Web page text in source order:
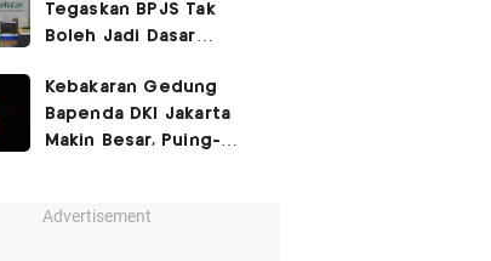
Tegaskan BPJS Tak
Boleh Jadi Dasar
Layanan Kesehatan
Kebakaran Gedung
Bapenda DKI Jakarta
Makin Besar, Puing-
Advertisement